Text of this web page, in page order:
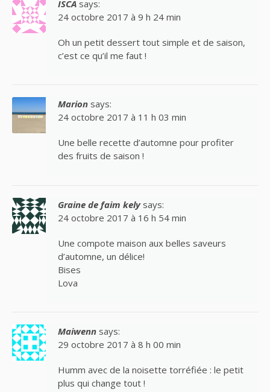
ISCA says:
24 octobre 2017 à 9 h 24 min
Oh un petit dessert tout simple et de saison,
c’est ce qu’il me faut !
Marion says:
24 octobre 2017 à 11 h 03 min
Une belle recette d’automne pour profiter
des fruits de saison !
Graine de faim kely says:
24 octobre 2017 à 16 h 54 min
Une compote maison aux belles saveurs
d’automne, un délice!
Bises
Lova
Maiwenn says:
29 octobre 2017 à 8 h 00 min
Humm avec de la noisette torréfiée : le petit
plus qui change tout !